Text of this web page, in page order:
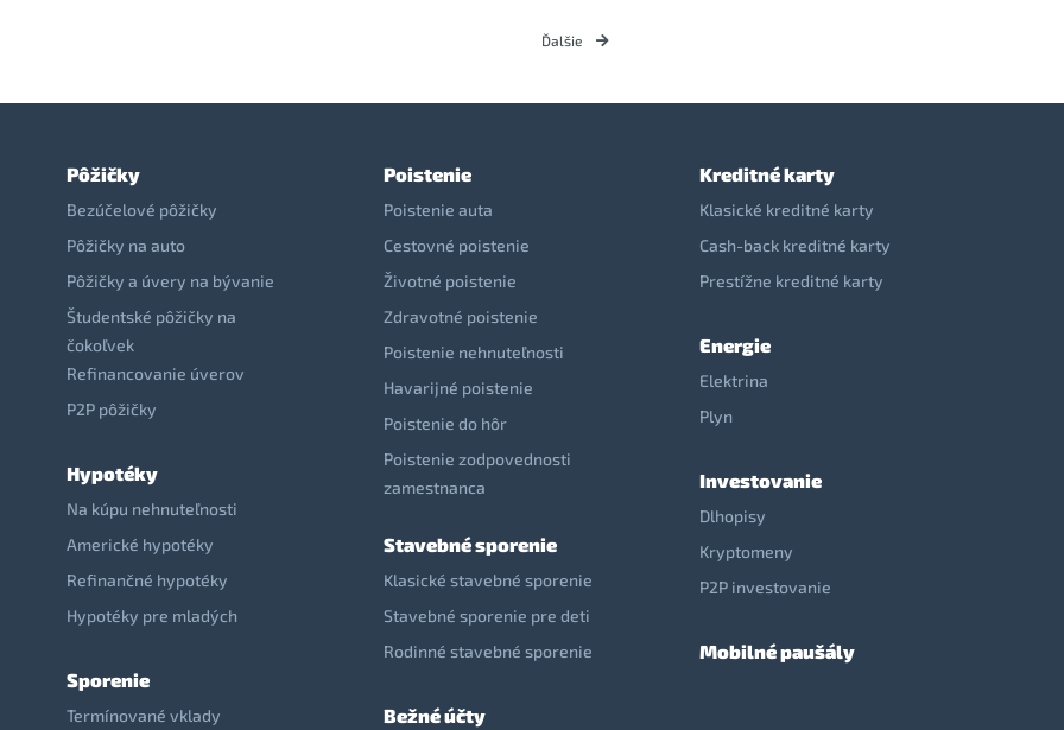
Ďalšie
Pôžičky
Bezúčelové pôžičky
Pôžičky na auto
Pôžičky a úvery na bývanie
Študentské pôžičky na
čokoľvek
Refinancovanie úverov
P2P pôžičky
Hypotéky
Na kúpu nehnuteľnosti
Americké hypotéky
Refinančné hypotéky
Hypotéky pre mladých
Sporenie
Termínované vklady
Poistenie
Poistenie auta
Cestovné poistenie
Životné poistenie
Zdravotné poistenie
Poistenie nehnuteľnosti
Havarijné poistenie
Poistenie do hôr
Poistenie zodpovednosti
zamestnanca
Stavebné sporenie
Klasické stavebné sporenie
Stavebné sporenie pre deti
Rodinné stavebné sporenie
Bežné účty
Kreditné karty
Klasické kreditné karty
Cash-back kreditné karty
Prestížne kreditné karty
Energie
Elektrina
Plyn
Investovanie
Dlhopisy
Kryptomeny
P2P investovanie
Mobilné paušály